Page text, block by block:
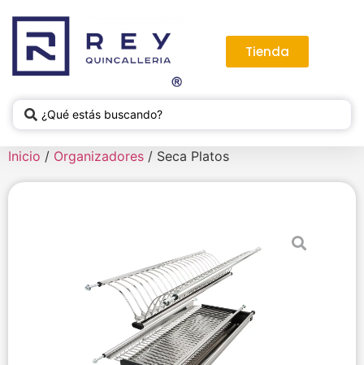
Tienda
Inicio / Organizadores / Seca Platos